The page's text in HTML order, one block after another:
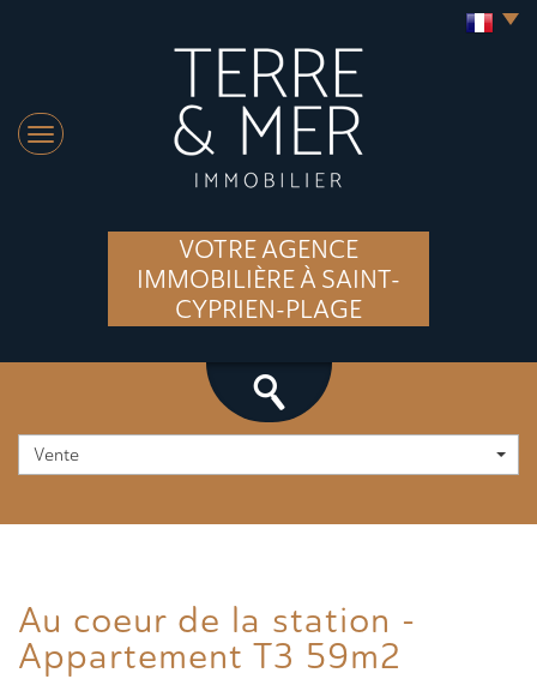
VOTRE AGENCE
IMMOBILIÈRE À SAINT-
CYPRIEN-PLAGE
Vente
Au coeur de la station -
Appartement T3 59m2